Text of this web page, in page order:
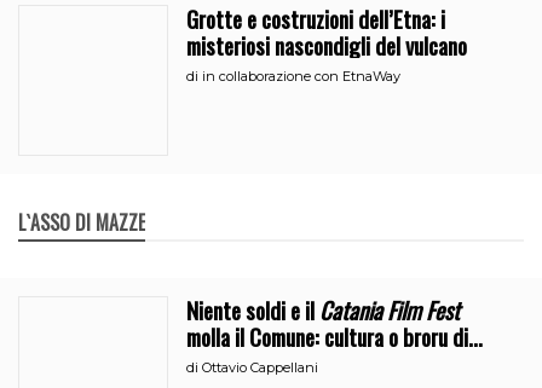
Grotte e costruzioni dell’Etna: i
misteriosi nascondigli del vulcano
di in collaborazione con EtnaWay
L`ASSO DI MAZZE
Niente soldi e ilCatania Film Fest
molla il Comune: cultura o broru di
ciciri?
diOttavio Cappellani